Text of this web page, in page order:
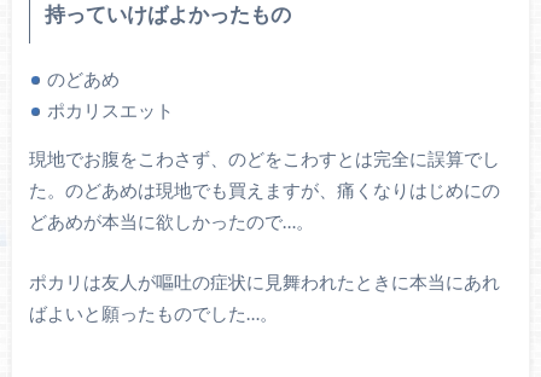
持っていけばよかったもの
のどあめ
ポカリスエット
現地でお腹をこわさず、のどをこわすとは完全に誤算でし
た。のどあめは現地でも買えますが、痛くなりはじめにの
どあめが本当に欲しかったので…。
ポカリは友人が嘔吐の症状に見舞われたときに本当にあれ
ばよいと願ったものでした…。